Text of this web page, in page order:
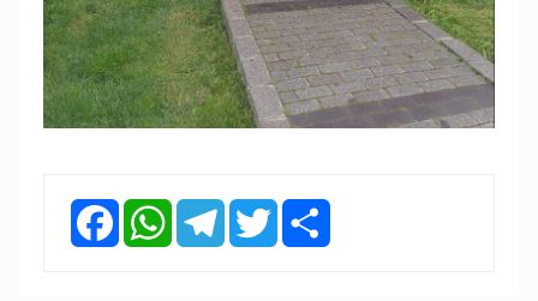
FacebookWhatsAppTelegramTwitter